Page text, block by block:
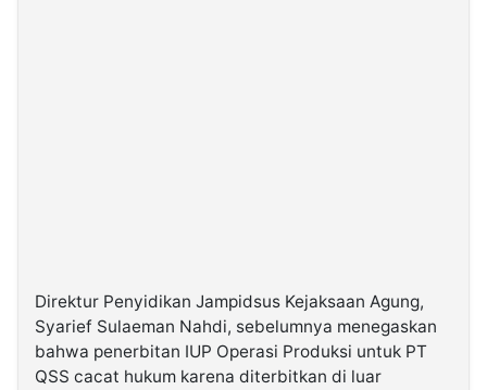
Direktur Penyidikan Jampidsus Kejaksaan Agung,
Syarief Sulaeman Nahdi, sebelumnya menegaskan
bahwa penerbitan IUP Operasi Produksi untuk PT
QSS cacat hukum karena diterbitkan di luar